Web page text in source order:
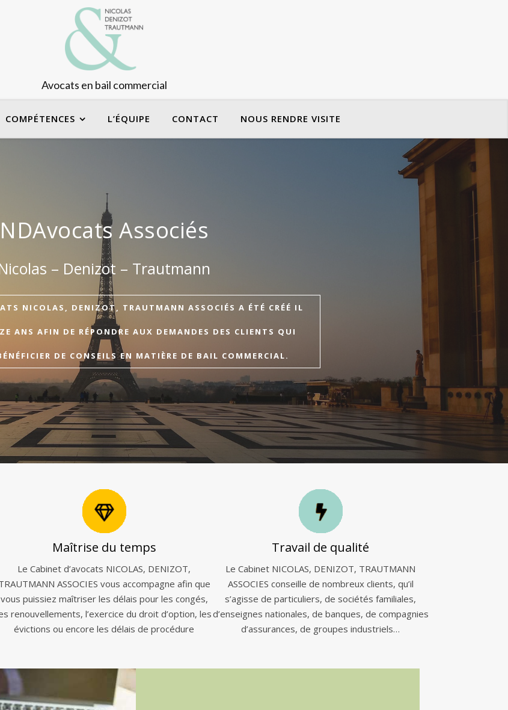
Avocats en bail commercial
COMPÉTENCES L’ÉQUIPE CONTACT NOUS RENDRE VISITE
NDAvocats Associés
– Denizot – Trautmann
NICOLAS, DENIZOT, TRAUTMANN ASSOCIÉS A ÉTÉ CRÉÉ IL
ANS AFIN DE RÉPONDRE AUX DEMANDES DES CLIENTS QUI
DE CONSEILS EN MATIÈRE DE BAIL COMMERCIAL.
Maîtrise du temps
Le Cabinet d’avocats NICOLAS, DENIZOT,
ASSOCIES vous accompagne afin que
vous puissiez maîtriser les délais pour les congés,
renouvellements, l’exercice du droit d’option, les
évictions ou encore les délais de procédure
Travail de qualité
Le Cabinet NICOLAS, DENIZOT, TRAUTMANN
ASSOCIES conseille de nombreux clients, qu’il
s’agisse de particuliers, de sociétés familiales,
d’enseignes nationales, de banques, de compagnies
d’assurances, de groupes industriels…